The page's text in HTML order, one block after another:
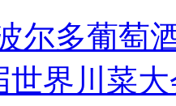
尔多葡萄
世界川菜